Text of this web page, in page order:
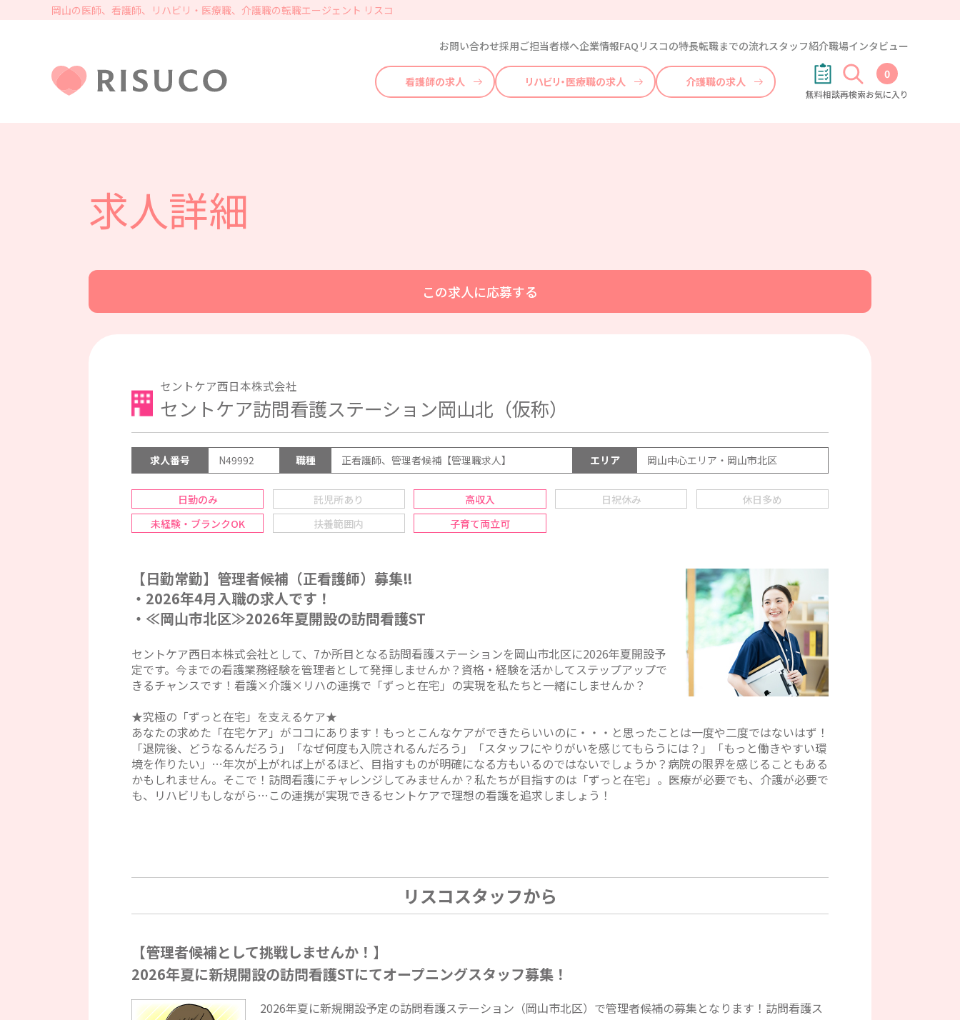
岡山の医師、看護師、リハビリ・医療職、介護職の転職エージェント リスコ
無料相談再検索
0
お気に入り
お問い合わせ採用ご担当者様へ企業情報FAQ リスコの特長転職までの流れスタッフ紹介職場インタビュー
看護師の求人 リハビリ・医療職の求人 介護職の求人
求人詳細
この求人に応募する
セントケア西日本株式会社
セントケア訪問看護ステーション岡山北（仮称）
求人番号 N49992 職種 正看護師、管理者候補【管理職求人】 エリア 岡山中心エリア・岡山市北区
日勤のみ 託児所あり 高収入 日祝休み
休日多め
未経験・ブランクOK
扶養範囲内 子育て両立可
【日勤常勤】管理者候補（正看護師）募集‼
・2026年4月入職の求人です！
・≪岡山市北区≫2026年夏開設の訪問看護ST
セントケア西日本株式会社として、7か所目となる訪問看護ステーションを岡山市北区に2026年夏開設予
定です。今までの看護業務経験を管理者として発揮しませんか？資格・経験を活かしてステップアップで
きるチャンスです！看護×介護×リハの連携で「ずっと在宅」の実現を私たちと一緒にしませんか？
★究極の「ずっと在宅」を支えるケア★
あなたの求めた「在宅ケア」がココにあります！もっとこんなケアができたらいいのに・・・と思ったことは一度や二度ではないはず！
「退院後、どうなるんだろう」「なぜ何度も入院されるんだろう」「スタッフにやりがいを感じてもらうには？」「もっと働きやすい環
境を作りたい」…年次が上がれば上がるほど、目指すものが明確になる方もいるのではないでしょうか？病院の限界を感じることもある
かもしれません。そこで！訪問看護にチャレンジしてみませんか？私たちが目指すのは「ずっと在宅」。医療が必要でも、介護が必要で
も、リハビリもしながら…この連携が実現できるセントケアで理想の看護を追求しましょう！
リスコスタッフから
【管理者候補として挑戦しませんか！】
2026年夏に新規開設の訪問看護STにてオープニングスタッフ募集！
2026年夏に新規開設予定の訪問看護ステーション（岡山市北区）で管理者候補の募集となります！訪問看護ス